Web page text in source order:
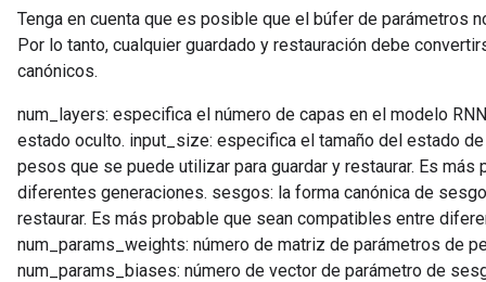
Tenga en cuenta que es posible que el búfer de parámetros
Por lo tanto, cualquier guardado y restauración debe
canónicos.
num_layers: especifica el número de capas en el modelo
estado oculto. input_size: especifica el tamaño del estado
pesos que se puede utilizar para guardar y restaurar. Es
diferentes generaciones. sesgos: la forma canónica de
restaurar. Es más probable que sean compatibles entre
num_params_weights: número de matriz de parámetros de
num_params_biases: número de vector de parámetro de